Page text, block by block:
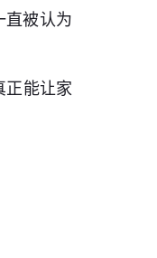
直被认为
正能让家